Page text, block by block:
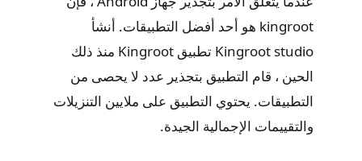
kingroot هو أحد أفضل التطبيقات. أنشأ
Kingroot studio تطبيق Kingroot منذ ذلك
الحين ، قام التطبيق بتجذير عدد لا يحصى من
التطبيقات. يحتوي التطبيق على ملايين التنزيلات
والتقييمات الإجمالية الجيدة.